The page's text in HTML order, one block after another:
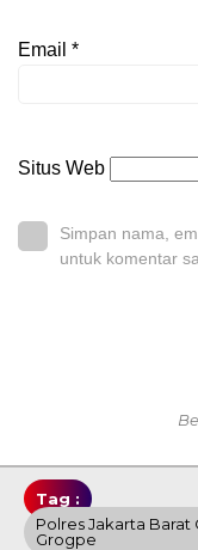
Email *
Situs Web
Simpan nama,
untuk komentar
Tag :
Polres Jakarta
Grogpe